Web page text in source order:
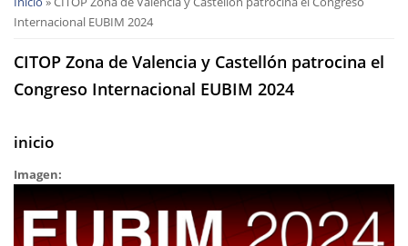
Internacional EUBIM 2024
CITOP Zona de Valencia y Castellón patrocina el
Congreso Internacional EUBIM 2024
inicio
Imagen: